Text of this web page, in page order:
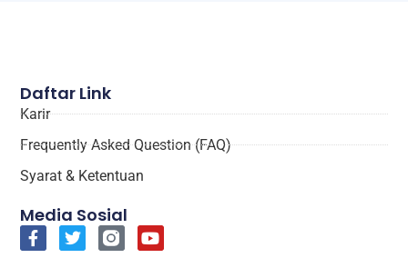
Daftar Link
Karir
Frequently Asked Question (FAQ)
Syarat & Ketentuan
Media Sosial